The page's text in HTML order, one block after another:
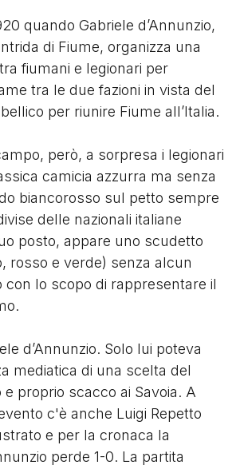
quando Gabriele d’Annunzio,
di Fiume, organizza una
fiumani e legionari per
tra le due fazioni in vista del
per riunire Fiume all’Italia.
però, a sorpresa i legionari
camicia azzurra ma senza
biancorosso sul petto sempre
delle nazionali italiane
posto, appare uno scudetto
rosso e verde) senza alcun
con lo scopo di rappresentare il
d’Annunzio. Solo lui poteva
mediatica di una scelta del
proprio scacco ai Savoia. A
c'è anche Luigi Repetto
e per la cronaca la
perde 1-0. La partita